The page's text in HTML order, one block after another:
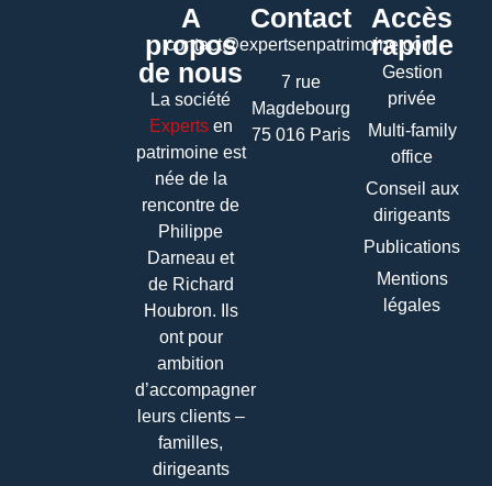
A
propos
de nous
La société
Expertsen
patrimoine est
née de la
rencontre de
Philippe
Darneau et
de Richard
Houbron. Ils
ont pour
ambition
d’accompagner
leurs clients –
familles,
dirigeants
Contact
contact@expertsenpatrimoine.com
7 rue
Magdebourg
75 016 Paris
Accès
rapide
Gestion
privée
Multi-family
office
Conseil aux
dirigeants
Publications
Mentions
légales